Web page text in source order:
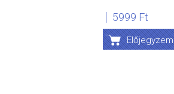
5999 Ft
Előjegyzem